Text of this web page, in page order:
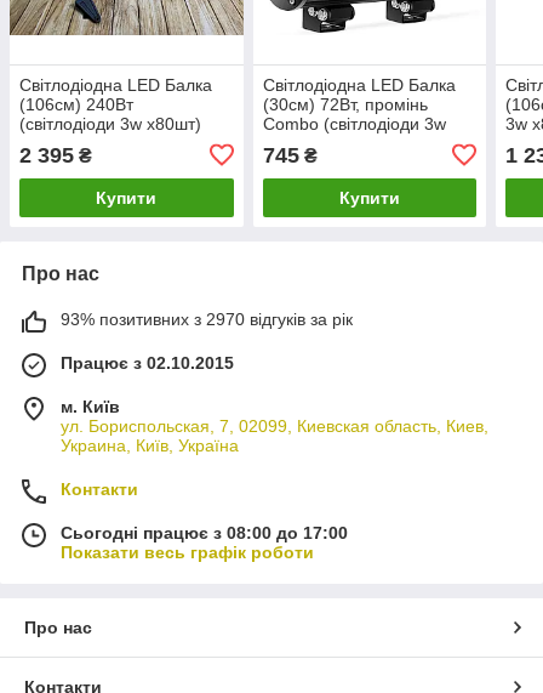
Світлодіодна LED Балка
(106см) 240Вт
(світлодіоди 3w х80шт)
2 395 ₴
Купити
Світлодіодна LED Балка
(30см) 72Вт, промінь
Combo (світлодіоди 3w
745₴
Купити
3w
1
Про нас
93% позитивних з 2970 відгуків за рік
Працює з 02.10.2015
м. Київ
ул. Бориспольская, 7, 02099, Киевская область, Киев,
Украина, Київ, Україна
Контакти
Сьогодні працює з 08:00 до 17:00
Показати весь графік роботи
Про нас
Контакти